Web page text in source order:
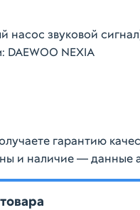
насос звуковой
NEXIA
гарантию
и наличие — данные